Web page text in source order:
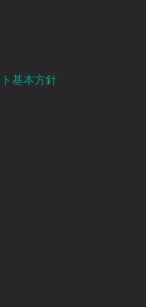
基本方針